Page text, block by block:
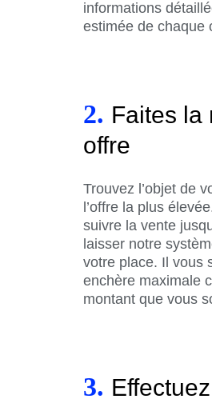
informations
estimée de chaque
2. Faites la
offre
Trouvez l’objet de
l’offre la plus
suivre la vente
laisser notre
votre place. Il vous
enchère maximale
montant que vous
3.